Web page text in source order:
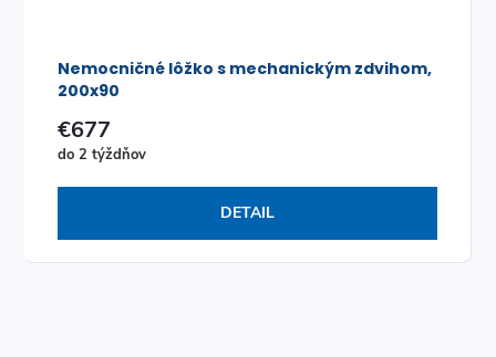
Nemocničné lôžko s mechanickým zdvihom,
200x90
€677
do 2 týždňov
DETAIL